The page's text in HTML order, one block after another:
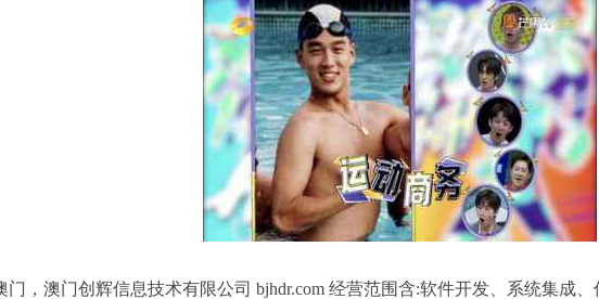
，澳门创辉信息技术有限公司 bjhdr.com 经营范围含:软件开发、系统集成